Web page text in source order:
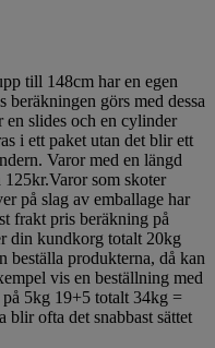
till 148cm har en egen
beräkningen görs med dessa
en slides och en cylinder
i ett paket utan det blir ett
Varor med en längd
som skoter
på slag av emballage har
frakt pris beräkning på
din kundkorg totalt 20kg
beställa produkterna, då kan
vis en beställning med
5kg 19+5 totalt 34kg =
ofta det snabbast sättet